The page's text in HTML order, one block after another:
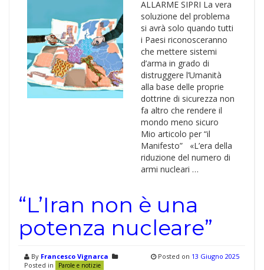
ALLARME SIPRI La vera
soluzione del problema
si avrà solo quando tutti
i Paesi riconosceranno
che mettere sistemi
d’arma in grado di
distruggere l’Umanità
alla base delle proprie
dottrine di sicurezza non
fa altro che rendere il
mondo meno sicuro
Mio articolo per “il
Manifesto” «L’era della
riduzione del numero di
armi nucleari …
“L’Iran non è una
potenza nucleare”
By Francesco Vignarca
Posted in
Parole e notizie
Posted on 13 Giugno 2025